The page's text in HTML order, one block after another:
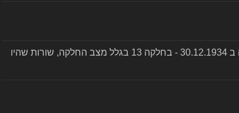
בת ע"א שנה, בתעודת הפטירה רשום שנפטרה ב 30.12.1934 - בחלקה 13 בגלל מצב החלקה, שורות שהיו